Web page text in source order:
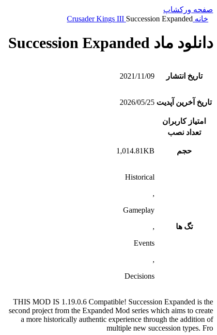
صفحه ورکشاپ
خانه
Crusader Kings III Succession Expanded
دانلود ماد Succession Expanded
تاریخ انتشار 2021/11/09
تاریخ آخرین آپدیت 2026/05/25
امتیاز کاربران
تعداد نصب
حجم 1,014.81KB
تگ ها
Historical
,
Gameplay
,
Events
,
Decisions
THIS MOD IS 1.19.0.6 Compatible! Succession Expanded is the
second project from the Expanded Mod series which aims to create
a more historically authentic experience through the addition of
multiple new succession types. Fro